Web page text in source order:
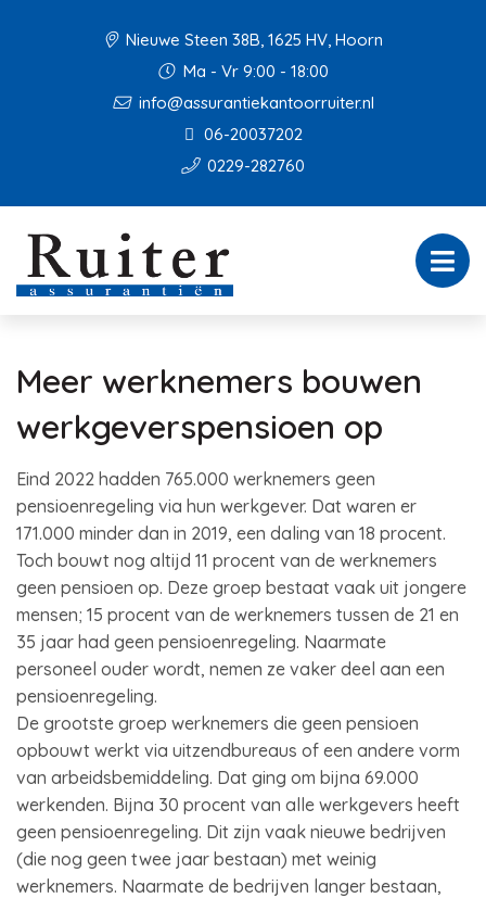
Nieuwe Steen 38B, 1625 HV, Hoorn
Ma - Vr 9:00 - 18:00
info@assurantiekantoorruiter.nl
06-20037202
0229-282760
Meer werknemers bouwen
werkgeverspensioen op
Eind 2022 hadden 765.000 werknemers geen
pensioenregeling via hun werkgever. Dat waren er
171.000 minder dan in 2019, een daling van 18 procent.
Toch bouwt nog altijd 11 procent van de werknemers
geen pensioen op. Deze groep bestaat vaak uit jongere
mensen; 15 procent van de werknemers tussen de 21 en
35 jaar had geen pensioenregeling. Naarmate
personeel ouder wordt, nemen ze vaker deel aan een
pensioenregeling.
De grootste groep werknemers die geen pensioen
opbouwt werkt via uitzendbureaus of een andere vorm
van arbeidsbemiddeling. Dat ging om bijna 69.000
werkenden. Bijna 30 procent van alle werkgevers heeft
geen pensioenregeling. Dit zijn vaak nieuwe bedrijven
(die nog geen twee jaar bestaan) met weinig
werknemers. Naarmate de bedrijven langer bestaan,